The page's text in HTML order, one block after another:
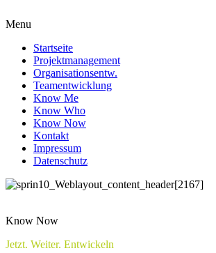
Menu
Startseite
Projektmanagement
Organisationsentw.
Teamentwicklung
Know Me
Know Who
Know Now
Kontakt
Impressum
Datenschutz
Know Now
Jetzt. Weiter. Entwickeln